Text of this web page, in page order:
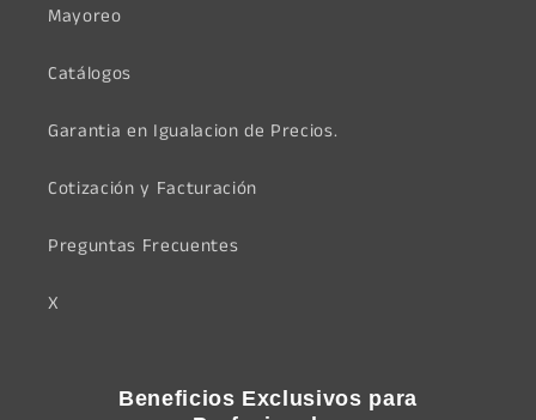
Mayoreo
Catálogos
Garantia en Igualacion de Precios.
Cotización y Facturación
Preguntas Frecuentes
X
Beneficios Exclusivos para